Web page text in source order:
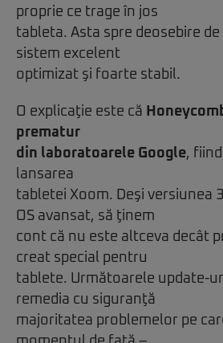
proprie ce trage în jos
tableta. Asta spre deosebire de
sistem excelent
optimizat şi foarte stabil.
O explicaţie este că
prematur
din laboratoarele Google,
lansarea
tabletei Xoom. Deşi versiunea
OS avansat, să ţinem
cont că nu este altceva decât
creat special pentru
tablete. Următoarele update-
remedia cu siguranţă
majoritatea problemelor pe